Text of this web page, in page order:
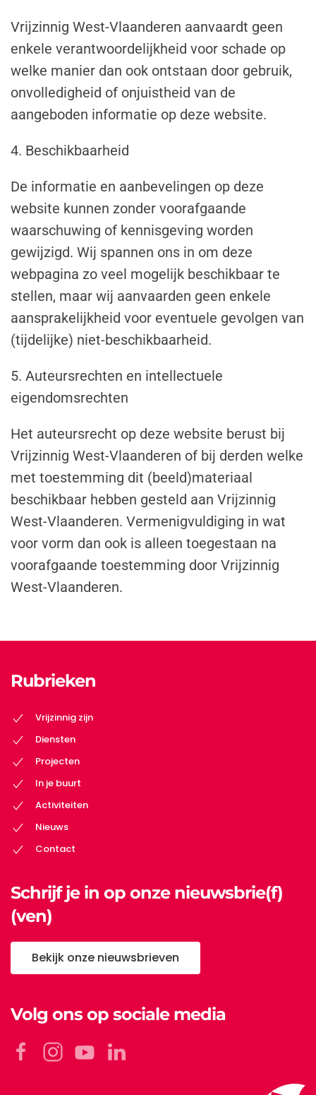
Vrijzinnig West-Vlaanderen aanvaardt geen
enkele verantwoordelijkheid voor schade op
welke manier dan ook ontstaan door gebruik,
onvolledigheid of onjuistheid van de
aangeboden informatie op deze website.
4. Beschikbaarheid
De informatie en aanbevelingen op deze
website kunnen zonder voorafgaande
waarschuwing of kennisgeving worden
gewijzigd. Wij spannen ons in om deze
webpagina zo veel mogelijk beschikbaar te
stellen, maar wij aanvaarden geen enkele
aansprakelijkheid voor eventuele gevolgen van
(tijdelijke) niet-beschikbaarheid.
5. Auteursrechten en intellectuele
eigendomsrechten
Het auteursrecht op deze website berust bij
Vrijzinnig West-Vlaanderen of bij derden welke
met toestemming dit (beeld)materiaal
beschikbaar hebben gesteld aan Vrijzinnig
West-Vlaanderen. Vermenigvuldiging in wat
voor vorm dan ook is alleen toegestaan na
voorafgaande toestemming door Vrijzinnig
West-Vlaanderen.
Rubrieken
Vrijzinnig zijn
Diensten
Projecten
In je buurt
Activiteiten
Nieuws
Contact
Schrijf je in op onze nieuwsbrie(f)
(ven)
Bekijk onze nieuwsbrieven
Volg ons op sociale media